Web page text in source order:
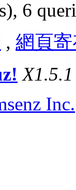
6
, 網頁
X1.5.1
Inc.